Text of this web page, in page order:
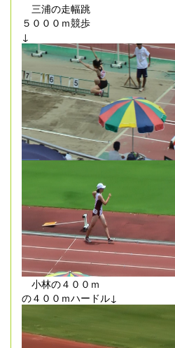
三浦の走幅
５０００ｍ競歩
小林の４０
の４００ｍハードル↓